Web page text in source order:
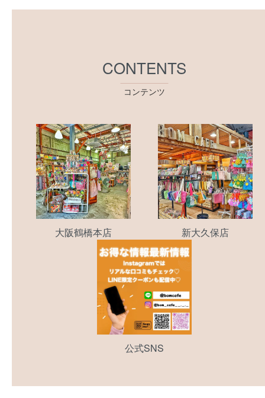
CONTENTS
コンテンツ
大阪鶴橋本店 新大久保店
公式SNS